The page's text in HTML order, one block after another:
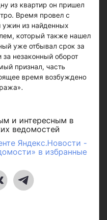
из квартир он пришел
Время провел с
ужин из найденных
который также нашел
уже отбывал срок за
за незаконный оборот
признал, часть
время возбуждено
и интересным в
ведомостей
Яндекс.Новости -
в избранные